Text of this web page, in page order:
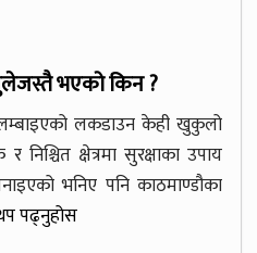
भएको किन ?
लकडाउन केही खुकुलो
क्षेत्रमा सुरक्षाका उपाय
भनिए पनि काठमाण्डौका
पढ्नुहोस